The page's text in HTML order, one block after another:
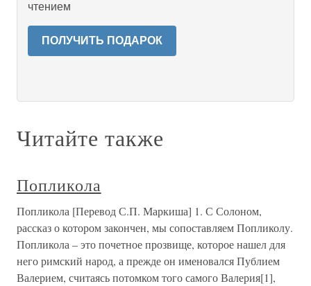
чтением
ПОЛУЧИТЬ ПОДАРОК
Читайте также
Попликола
Попликола [Перевод С.П. Маркиша] 1. С Солоном,
рассказ о котором закончен, мы сопоставляем Попликолу.
Попликола – это почетное прозвище, которое нашел для
него римский народ, а прежде он именовался Публием
Валерием, считаясь потомком того самого Валерия[1],